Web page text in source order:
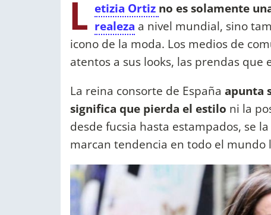
L etizia Ortiz no es solamente
realeza a nivel mundial, sino
icono de la moda. Los medios de
atentos a sus looks, las prendas que
La reina consorte de España apunta
significa que pierda el estilo ni la
desde fucsia hasta estampados, se
marcan tendencia en todo el mundo